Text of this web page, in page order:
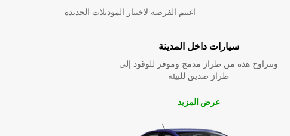
اغتنم الفرصة لاختبار الموديلات الجديدة
سيارات داخل المدينة
وتتراوح هذه من طراز مدمج وموفر للوقود إلى
طراز صديق للبيئة
عرض المزيد